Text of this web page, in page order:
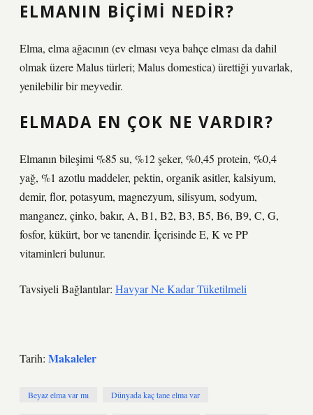
ELMANIN BIÇIMI NEDIR?
Elma, elma ağacının (ev elması veya bahçe elması da dahil
olmak üzere Malus türleri; Malus domestica) ürettiği yuvarlak,
yenilebilir bir meyvedir.
ELMADA EN ÇOK NE VARDIR?
Elmanın bileşimi %85 su, %12 şeker, %0,45 protein, %0,4
yağ, %1 azotlu maddeler, pektin, organik asitler, kalsiyum,
demir, flor, potasyum, magnezyum, silisyum, sodyum,
manganez, çinko, bakır, A, B1, B2, B3, B5, B6, B9, C, G,
fosfor, kükürt, bor ve tanendir. İçerisinde E, K ve PP
vitaminleri bulunur.
Tavsiyeli Bağlantılar: Havyar Ne Kadar Tüketilmeli
Tarih: Makaleler
Beyaz elma var mı Dünyada kaç tane elma var